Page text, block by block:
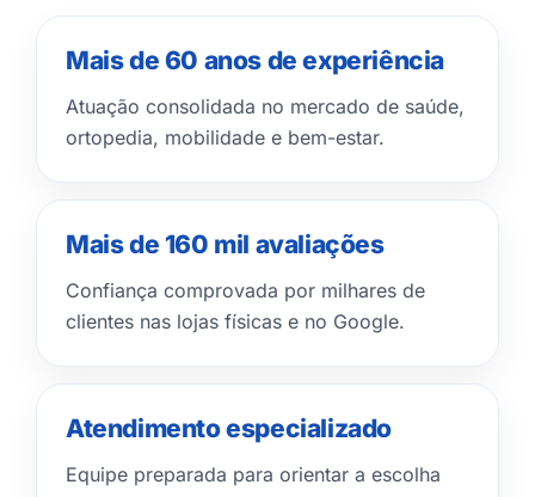
Mais de 60 anos de experiência
Atuação consolidada no mercado de saúde,
ortopedia, mobilidade e bem-estar.
Mais de 160 mil avaliações
Confiança comprovada por milhares de
clientes nas lojas físicas e no Google.
Atendimento especializado
Equipe preparada para orientar a escolha